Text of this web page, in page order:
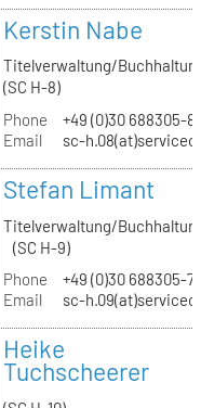
Kerstin Nabe
Titelverwaltung/
(SC H-8)
Phone
+49 (0)30 688305-
Email
sc-
Stefan Limant
Titelverwaltung/
(SC H-9)
Phone
+49 (0)30 688305-
Email
sc-
Heike
Tuchscheerer